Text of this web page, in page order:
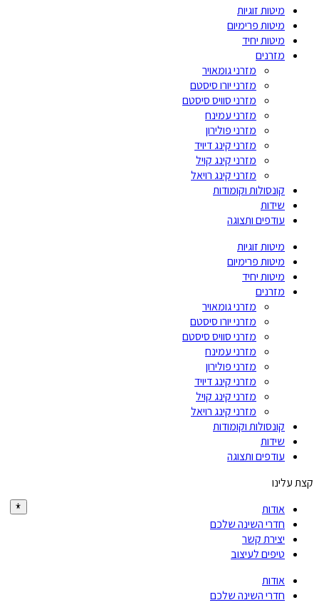
מיטות זוגיות
מיטות פרימיום
מיטות יחיד
מזרנים
מזרני גומאויר
מזרני יורו סיסטם
מזרני סוויס סיסטם
מזרני עמינח
מזרני פולירון
מזרני קינג דיויד
מזרני קינג קויל
מזרני קינג רויאל
קונסולות וקומודות
שידות
עודפים ותצוגה
מיטות זוגיות
מיטות פרימיום
מיטות יחיד
מזרנים
מזרני גומאויר
מזרני יורו סיסטם
מזרני סוויס סיסטם
מזרני עמינח
מזרני פולירון
מזרני קינג דיויד
מזרני קינג קויל
מזרני קינג רויאל
קונסולות וקומודות
שידות
עודפים ותצוגה
קצת עלינו
אודות
חדרי השינה שלכם
יצירת קשר
טיפים לעיצוב
אודות
חדרי השינה שלכם